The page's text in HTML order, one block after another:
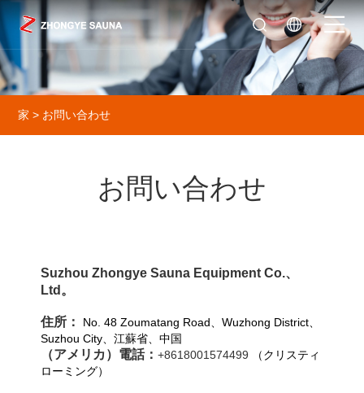
家 > お問い合わせ
お問い合わせ
Suzhou Zhongye Sauna Equipment Co.、
Ltd。
住所：
No. 48 Zoumatang Road、Wuzhong District、
Suzhou City、江蘇省、中国
（アメリカ）電話：+8618001574499 （クリスティ
ローミング）